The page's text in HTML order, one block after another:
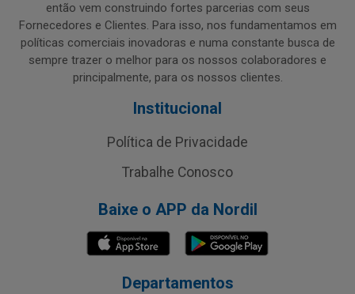
então vem construindo fortes parcerias com seus
Fornecedores e Clientes. Para isso, nos fundamentamos em
políticas comerciais inovadoras e numa constante busca de
sempre trazer o melhor para os nossos colaboradores e
principalmente, para os nossos clientes.
Institucional
Política de Privacidade
Trabalhe Conosco
Baixe o APP da Nordil
Departamentos